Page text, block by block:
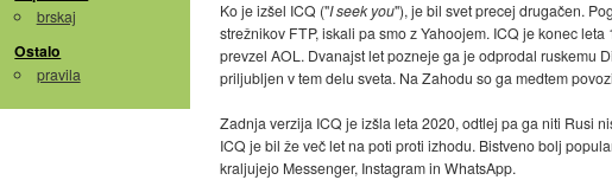
brskaj
Ostalo
pravila
Ko je izšel ICQ ("I seek you"), je bil svet precej drugačen.
strežnikov FTP, iskali pa smo z Yahoojem. ICQ je konec
prevzel AOL. Dvanajst let pozneje ga je odprodal ruskemu
priljubljen v tem delu sveta. Na Zahodu so ga medtem
Zadnja verzija ICQ je izšla leta 2020, odtlej pa ga niti Rusi
ICQ je bil že več let na poti proti izhodu. Bistveno bolj
kraljujejo Messenger, Instagram in WhatsApp.